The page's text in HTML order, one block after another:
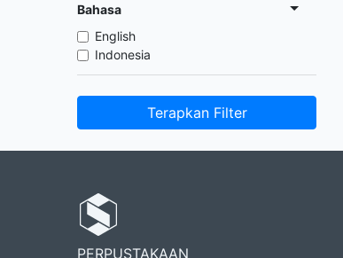
Bahasa
English
Indonesia
Terapkan Filter
PERPUSTAKAAN